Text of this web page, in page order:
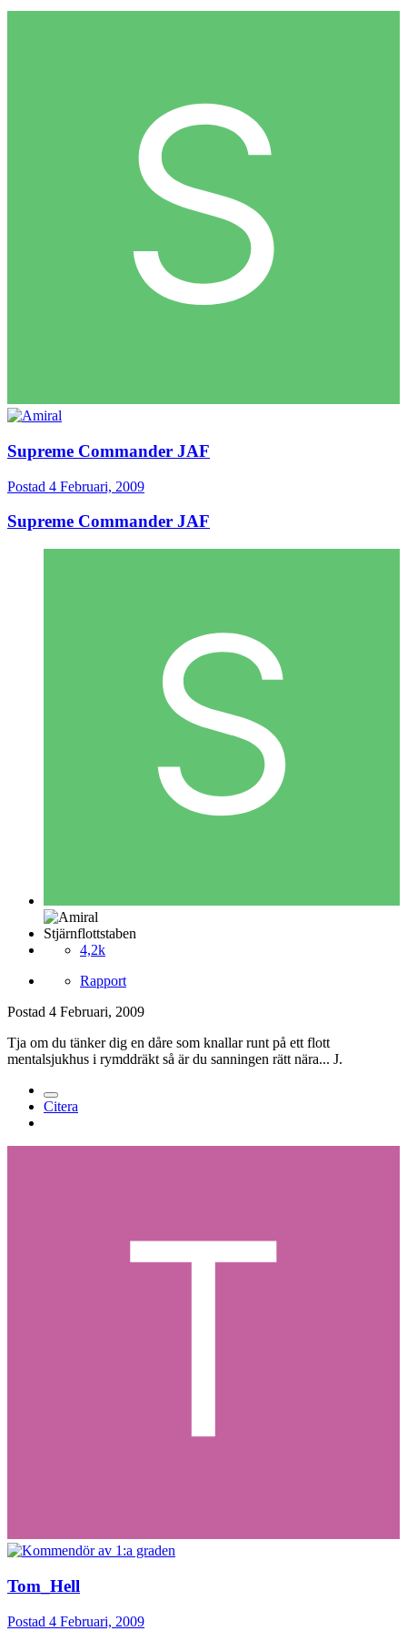
Supreme Commander JAF
Postad 4 Februari, 2009
Supreme Commander JAF
Stjärnflottstaben
4,2k
Rapport
Postad 4 Februari, 2009
Tja om du tänker dig en dåre som knallar runt på ett flott
mentalsjukhus i rymddräkt så är du sanningen rätt nära... J.
Citera
Tom_Hell
Postad 4 Februari, 2009